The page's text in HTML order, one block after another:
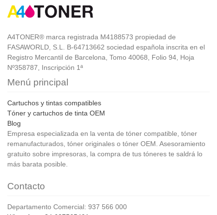
A4TONER® marca registrada M4188573 propiedad de
FASAWORLD, S.L. B-64713662 sociedad española inscrita en el
Registro Mercantil de Barcelona, Tomo 40068, Folio 94, Hoja
Nº358787, Inscripción 1ª
Menú principal
Cartuchos y tintas compatibles
Tóner y cartuchos de tinta OEM
Blog
Empresa especializada en la venta de tóner compatible, tóner
remanufacturados, tóner originales o tóner OEM. Asesoramiento
gratuito sobre impresoras, la compra de tus tóneres te saldrá lo
más barata posible.
Contacto
Departamento Comercial: 937 566 000